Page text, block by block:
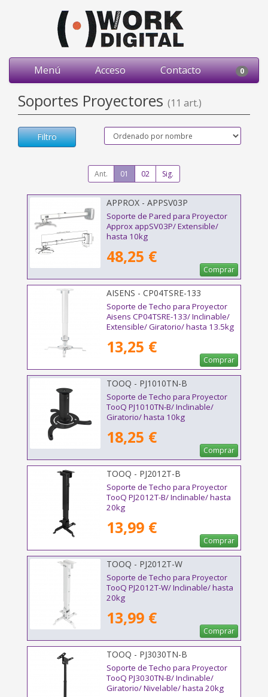
Menú Acceso Contacto 0
Soportes Proyectores (11 art.)
Filtro
Ant. 01 02 Sig.
APPROX - APPSV03P
Soporte de Pared para Proyector
Approx appSV03P/ Extensible/
hasta 10kg
48,25 €
Comprar
AISENS - CP04TSRE-133
Soporte de Techo para Proyector
Aisens CP04TSRE-133/ Inclinable/
Extensible/ Giratorio/ hasta 13.5kg
13,25 €
Comprar
TOOQ - PJ1010TN-B
Soporte de Techo para Proyector
TooQ PJ1010TN-B/ Inclinable/
Giratorio/ hasta 10kg
18,25 €
Comprar
TOOQ - PJ2012T-B
Soporte de Techo para Proyector
TooQ PJ2012T-B/ Inclinable/ hasta
20kg
13,99 €
Comprar
TOOQ - PJ2012T-W
Soporte de Techo para Proyector
TooQ PJ2012T-W/ Inclinable/ hasta
20kg
13,99 €
Comprar
TOOQ - PJ3030TN-B
Soporte de Techo para Proyector
TooQ PJ3030TN-B/ Inclinable/
Giratorio/ Nivelable/ hasta 20kg